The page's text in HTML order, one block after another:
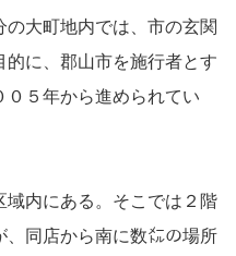
大町地内では、市の玄関
に、郡山市を施行者とす
０５年から進められてい
内にある。そこでは２階
同店から南に数㍍の場所